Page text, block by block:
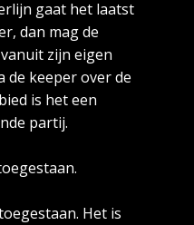
gaat het laatst
dan mag de
zijn eigen
de keeper over de
is het een
partij.
Het is